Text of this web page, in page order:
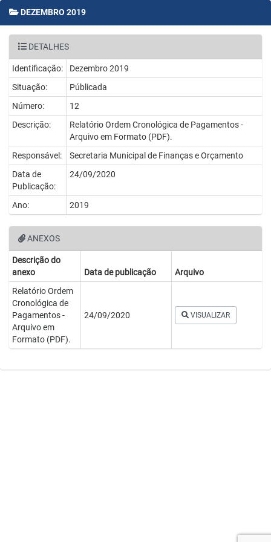
DEZEMBRO 2019
DETALHES
Identificação:
Dezembro 2019
Situação:
Públicada
Número:
12
Descrição:
Relatório Ordem Cronológica de Pagamentos -
Arquivo em Formato (PDF).
Responsável:
Secretaria Municipal de Finanças e Orçamento
Data de
Publicação:
24/09/2020
Ano: 2019
ANEXOS
Descrição do
anexo
Data de publicação
Arquivo
Relatório Ordem
Cronológica de
Pagamentos -
Arquivo em
Formato (PDF).
24/09/2020 VISUALIZAR